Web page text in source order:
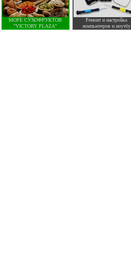
МОРЕ СУХОФРУКТОВ
"VICTORY PLAZA"
Ремонт и настройка
компьютеров и ноутбу